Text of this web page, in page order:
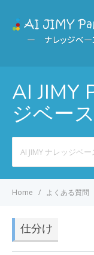
AI JIMY
ジベース
For
Home よくある質問
仕分け